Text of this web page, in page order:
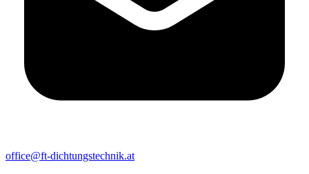
office@ft-dichtungstechnik.at